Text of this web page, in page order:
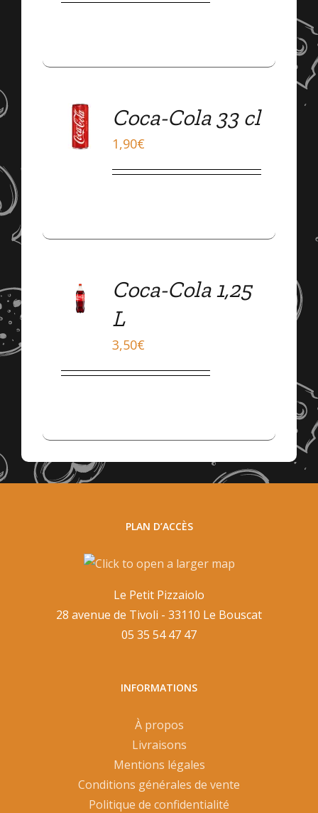
Coca-Cola 33 cl
1,90€
DÉTAILS
Coca-Cola 1,25
L
3,50€
PLAN D’ACCÈS
Le Petit Pizzaiolo
28 avenue de Tivoli - 33110 Le Bouscat
05 35 54 47 47
INFORMATIONS
À propos
Livraisons
Mentions légales
Conditions générales de vente
Politique de confidentialité